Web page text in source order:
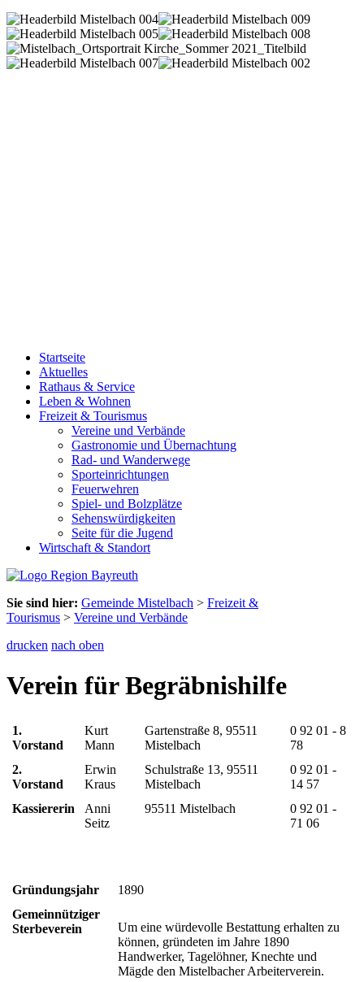
Startseite
Aktuelles
Rathaus & Service
Leben & Wohnen
Freizeit & Tourismus
Vereine und Verbände
Gastronomie und Übernachtung
Rad- und Wanderwege
Sporteinrichtungen
Feuerwehren
Spiel- und Bolzplätze
Sehenswürdigkeiten
Seite für die Jugend
Wirtschaft & Standort
Sie sind hier: Gemeinde Mistelbach > Freizeit &
Tourismus > Vereine und Verbände
drucken nach oben
Verein für Begräbnishilfe
1.
Vorstand
Kurt
Mann
Gartenstraße 8, 95511
Mistelbach
0 92 01 - 8
78
2.
Vorstand
Erwin
Kraus
Schulstraße 13, 95511
Mistelbach
0 92 01 -
14 57
Kassiererin
Anni
Seitz
95511 Mistelbach
0 92 01 -
71 06
Gründungsjahr
1890
Gemeinnütziger
Sterbeverein
Um eine würdevolle Bestattung erhalten zu
können, gründeten im Jahre 1890
Handwerker, Tagelöhner, Knechte und
Mägde den Mistelbacher Arbeiterverein.